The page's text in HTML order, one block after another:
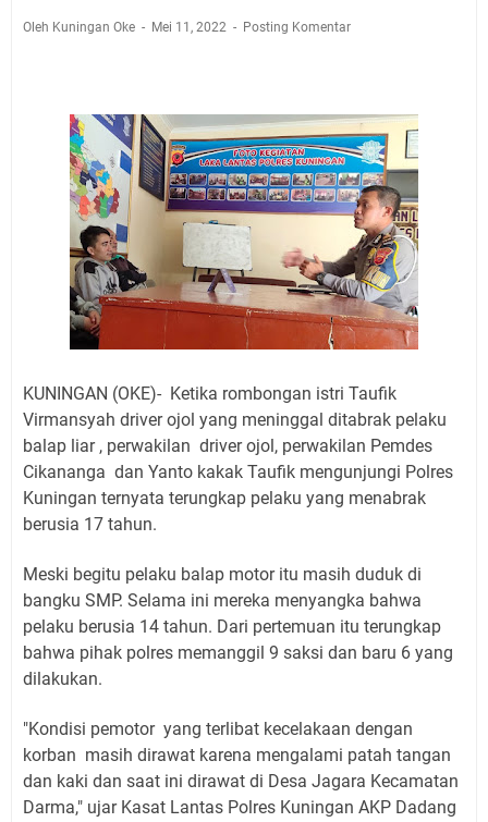
Ini Lokasi Samling Kuningan Rabu 5 Agustus 2026
Rabu 5 Agustus 2026 Mobil SIM Keliling Kuningan Ada
di Sini!
Embun Pagi Rabu 5 Agustus 2026: Tidak Perlu Iri, Kita
Punya Takdir Masing-masing, Hidup yang Terlihat
Mewah, Belum Tentu Indah
Sudahkah Kita Merdeka Dari Hawa Nafsu?
Agenda Kegiatan Bupati Kuningan Kamis 6 Agustus
2026 Ada Tiga Acara
Oleh Kuningan Oke Mei 11, 2022 Posting Komentar
KUNINGAN (OKE)- Ketika rombongan istri Taufik
Virmansyah driver ojol yang meninggal ditabrak pelaku
balap liar , perwakilan driver ojol, perwakilan Pemdes
Cikananga dan Yanto kakak Taufik mengunjungi Polres
Kuningan ternyata terungkap pelaku yang menabrak
berusia 17 tahun.
Meski begitu pelaku balap motor itu masih duduk di
bangku SMP. Selama ini mereka menyangka bahwa
pelaku berusia 14 tahun. Dari pertemuan itu terungkap
bahwa pihak polres memanggil 9 saksi dan baru 6 yang
dilakukan.
"Kondisi pemotor yang terlibat kecelakaan dengan
korban masih dirawat karena mengalami patah tangan
dan kaki dan saat ini dirawat di Desa Jagara Kecamatan
Darma," ujar Kasat Lantas Polres Kuningan AKP Dadang